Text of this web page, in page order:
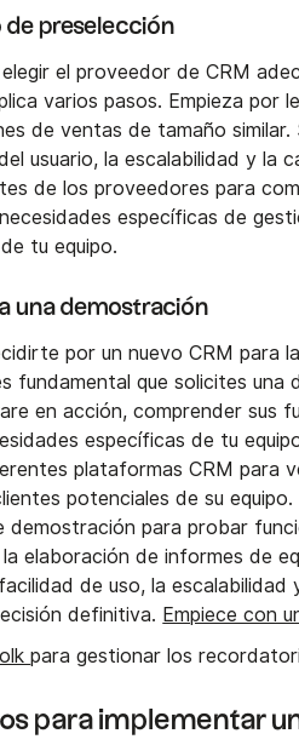
de preselección
el proveedor de CRM
varios pasos. Empieza por
de ventas de tamaño
usuario, la escalabilidad y la
de los proveedores para
específicas de
tu equipo.
una demostración
por un nuevo CRM para
fundamental que solicites
en acción, comprender sus
específicas de tu
plataformas CRM para
potenciales de su
demostración para probar
elaboración de informes de
de uso, la
definitiva. Empiece con
para gestionar los
para implementar